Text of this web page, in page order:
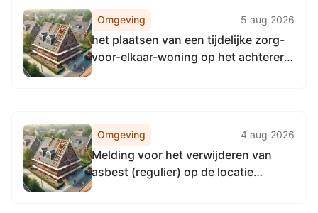
Omgeving 5 aug 2026
het plaatsen van een tijdelijke zorg-
voor-elkaar-woning op het achtererf
Omgeving 4 aug 2026
Melding voor het verwijderen van
asbest (regulier) op de locatie